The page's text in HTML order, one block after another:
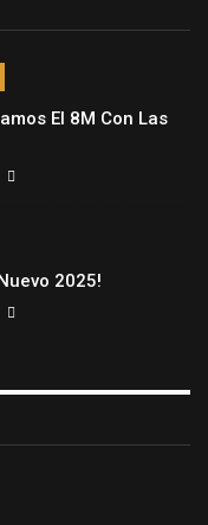
El 8M Con Las
2025!